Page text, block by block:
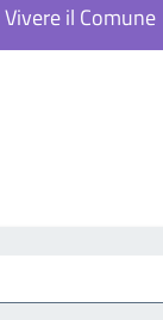
Vivere il Comune